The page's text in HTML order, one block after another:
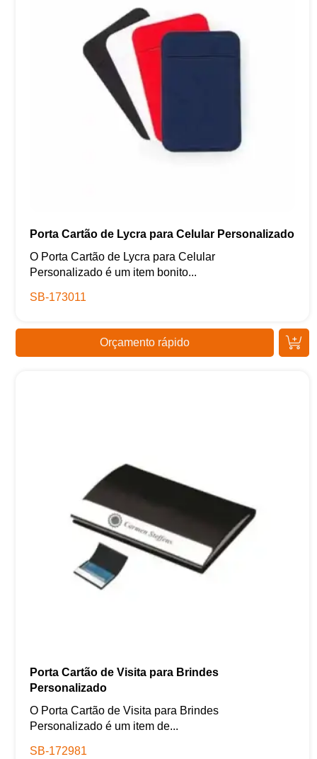
Porta Cartão de Lycra para Celular Personalizado
O Porta Cartão de Lycra para Celular
Personalizado é um item bonito...
SB-173011
Orçamento rápido
Porta Cartão de Visita para Brindes
Personalizado
O Porta Cartão de Visita para Brindes
Personalizado é um item de...
SB-172981